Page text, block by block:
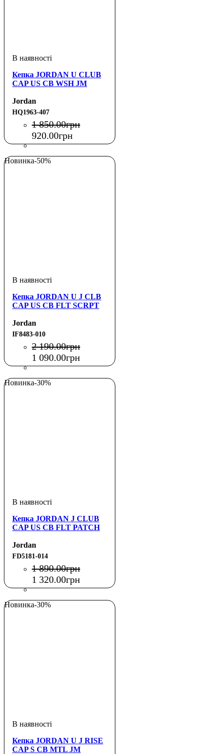
Кепка JORDAN U CLUB
CAP US CB WSH JM
Jordan
HQ1963-407
1 850.00грн
920.00грн
Новинка-50%
Кепка JORDAN U J CLB
CAP US CB FLT SCRPT
Jordan
IF8483-010
2 190.00грн
1 090.00грн
Новинка-30%
Кепка JORDAN J CLUB
CAP US CB FLT PATCH
Jordan
FD5181-014
1 890.00грн
1 320.00грн
Новинка-30%
Кепка JORDAN U J RISE
CAP S CB MTL JM